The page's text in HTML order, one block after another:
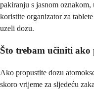
pakiranju s jasnom
koristite organizator za
uzeli dozu.
Što trebam učiniti ako
Ako propustite dozu
skoro vrijeme za sljedeću